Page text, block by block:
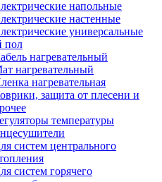
напольные
настенные
универсальные
пол
нагревательный
нагревательный
нагревательная
защита от плесени и
температуры
систем центрального
систем горячего